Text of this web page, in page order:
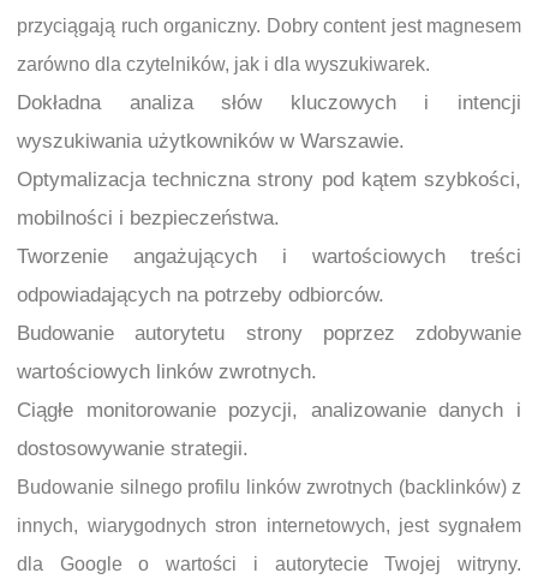
przyciągają ruch organiczny. Dobry content jest magnesem
zarówno dla czytelników, jak i dla wyszukiwarek.
Dokładna analiza słów kluczowych i intencji
wyszukiwania użytkowników w Warszawie.
Optymalizacja techniczna strony pod kątem szybkości,
mobilności i bezpieczeństwa.
Tworzenie angażujących i wartościowych treści
odpowiadających na potrzeby odbiorców.
Budowanie autorytetu strony poprzez zdobywanie
wartościowych linków zwrotnych.
Ciągłe monitorowanie pozycji, analizowanie danych i
dostosowywanie strategii.
Budowanie silnego profilu linków zwrotnych (backlinków) z
innych, wiarygodnych stron internetowych, jest sygnałem
dla Google o wartości i autorytecie Twojej witryny.